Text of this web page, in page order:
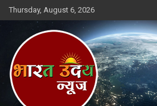
Skip
to
Thursday, August 6, 2026